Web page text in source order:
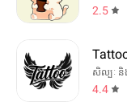
2.5
សិល្បៈ និង
4.4